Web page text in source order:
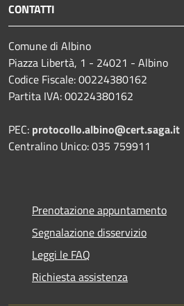
CONTATTI
Comune di Albino
Piazza Libertà, 1 - 24021 - Albino
Codice Fiscale: 00224380162
Partita IVA: 00224380162
PEC: protocollo.albino@cert.saga.it
Centralino Unico: 035 759911
Prenotazione appuntamento
Segnalazione disservizio
Leggi le FAQ
Richiesta assistenza